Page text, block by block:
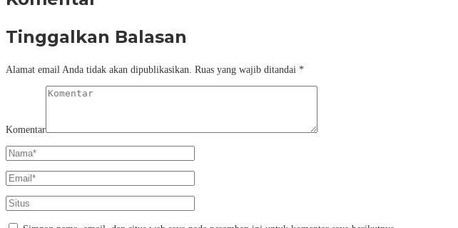
Tinggalkan Balasan
Alamat email Anda tidak akan dipublikasikan. Ruas yang wajib ditandai *
Komentar